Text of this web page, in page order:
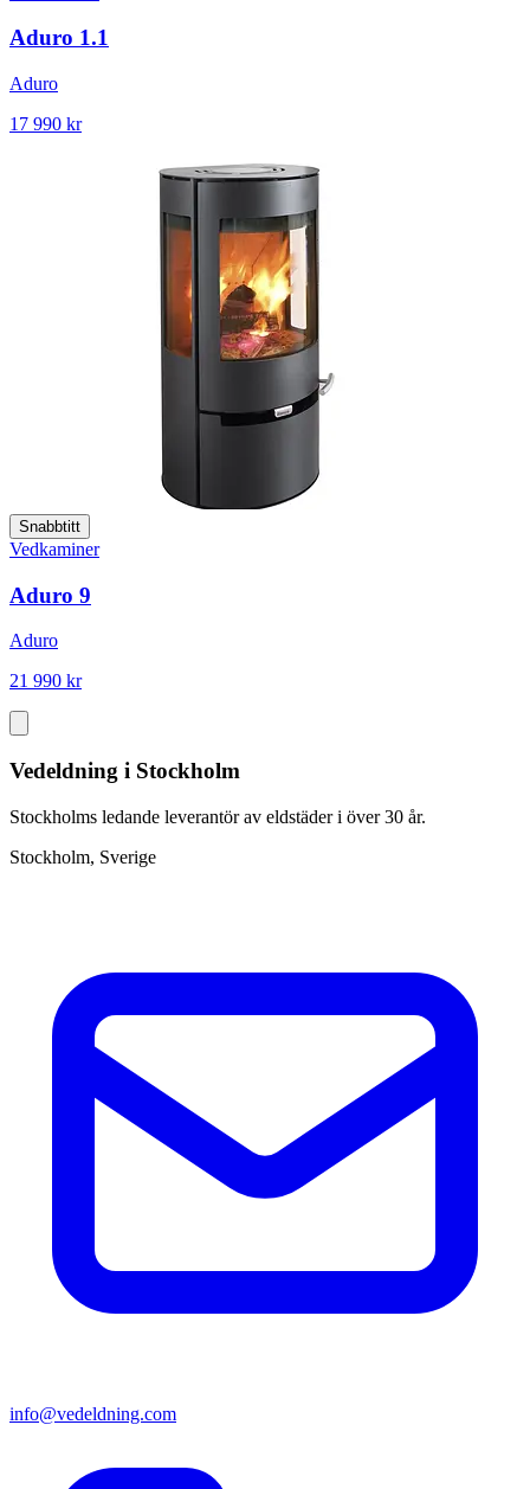
Aduro 1.1
Aduro
17 990 kr
Snabbtitt
Vedkaminer
Aduro 9
Aduro
21 990 kr
Vedeldning i Stockholm
Stockholms ledande leverantör av eldstäder i över 30 år.
Stockholm, Sverige
info@vedeldning.com